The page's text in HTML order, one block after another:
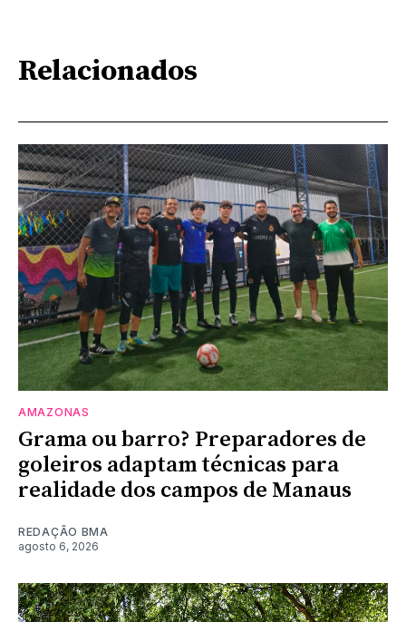
Relacionados
AMAZONAS
Grama ou barro? Preparadores de
goleiros adaptam técnicas para
realidade dos campos de Manaus
REDAÇÃO BMA
agosto 6, 2026